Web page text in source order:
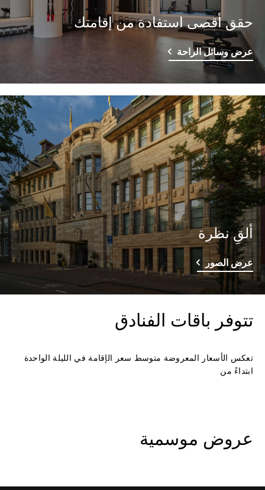
حقق أقصى استفادة من إقامتك
عرض وسائل الراحة
ألقِ نظرة
عرض الصور
تتوفر باقات الفنادق
تعكس الأسعار المعروضة متوسط سعر الإقامة في الليلة الواحدة
ابتداءً من
عروض موسمية